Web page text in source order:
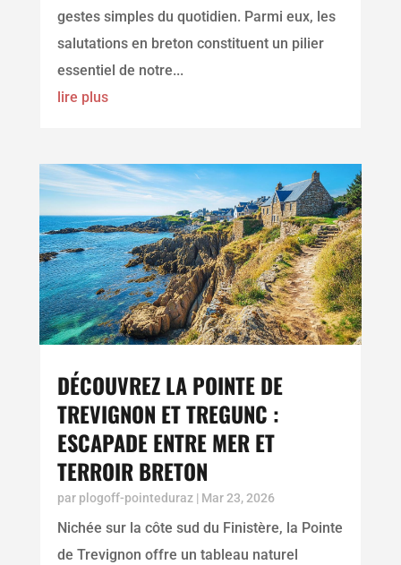
gestes simples du quotidien. Parmi eux, les
salutations en breton constituent un pilier
essentiel de notre...
lire plus
DÉCOUVREZ LA POINTE DE
TREVIGNON ET TREGUNC :
ESCAPADE ENTRE MER ET
TERROIR BRETON
par plogoff-pointeduraz| Mar 23, 2026
Nichée sur la côte sud du Finistère, la Pointe
de Trevignon offre un tableau naturel